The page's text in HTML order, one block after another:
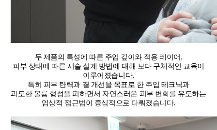
두 제품의 특성에 따른 주입 깊이와 적용 레이어,
피부 상태에 따른 시술 설계 방법에 대해 보다 구체적인 교육이
이루어졌습니다.
특히 피부 탄력과 결 개선을 목표로 한 주입 테크닉과
과도한 볼륨 형성을 피하면서 자연스러운 피부 변화를 유도하는
임상적 접근법이 중심적으로 다뤄졌습니다.